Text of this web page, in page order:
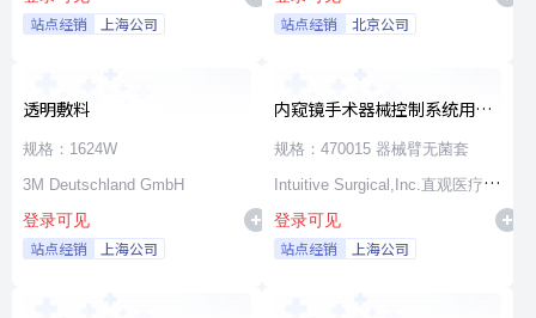
站点经销 上海公司 站点经销 北京公司
透明敷料
规格：1624W
3M Deutschland GmbH
登录可见
站点经销 上海公司
内窥镜手术器械控制系统用无
源器械和附件
规格：470015 器械臂无菌套
Intuitive Surgical,Inc.直观医疗公
司
登录可见
站点经销 上海公司